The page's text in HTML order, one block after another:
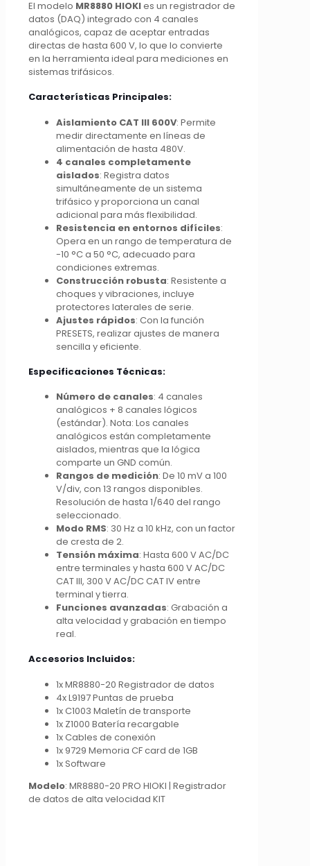
El modelo MR8880 HIOKIes un registrador de
datos (DAQ) integrado con 4 canales
analógicos, capaz de aceptar entradas
directas de hasta 600 V, lo que lo convierte
en la herramienta ideal para mediciones en
sistemas trifásicos.
Características Principales:
Aislamiento CAT III 600V: Permite
medir directamente en líneas de
alimentación de hasta 480V.
4 canales completamente
aislados: Registra datos
simultáneamente de un sistema
trifásico y proporciona un canal
adicional para más flexibilidad.
Resistencia en entornos difíciles:
Opera en un rango de temperatura de
-10 °C a 50 °C, adecuado para
condiciones extremas.
Construcción robusta: Resistente a
choques y vibraciones, incluye
protectores laterales de serie.
Ajustes rápidos: Con la función
PRESETS, realizar ajustes de manera
sencilla y eficiente.
Especificaciones Técnicas:
Número de canales: 4 canales
analógicos + 8 canales lógicos
(estándar). Nota: Los canales
analógicos están completamente
aislados, mientras que la lógica
comparte un GND común.
Rangos de medición: De 10 mV a 100
V/div, con 13 rangos disponibles.
Resolución de hasta 1/640 del rango
seleccionado.
Modo RMS: 30 Hz a 10 kHz, con un factor
de cresta de 2.
Tensión máxima: Hasta 600 V AC/DC
entre terminales y hasta 600 V AC/DC
CAT III, 300 V AC/DC CAT IV entre
terminal y tierra.
Funciones avanzadas: Grabación a
alta velocidad y grabación en tiempo
real.
Accesorios Incluidos:
1x MR8880-20 Registrador de datos
4x L9197 Puntas de prueba
1x C1003 Maletín de transporte
1x Z1000 Batería recargable
1x Cables de conexión
1x 9729 Memoria CF card de 1GB
1x Software
Modelo: MR8880-20 PRO HIOKI | Registrador
de datos de alta velocidad KIT